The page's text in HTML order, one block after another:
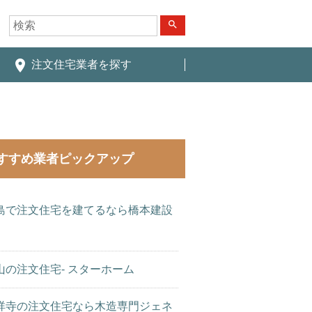
search
place 注文住宅業者を探す
すめ業者ピックアップ
で注文住宅を建てるなら橋本建設
の注文住宅- スターホーム
寺の注文住宅なら木造専門ジェネ